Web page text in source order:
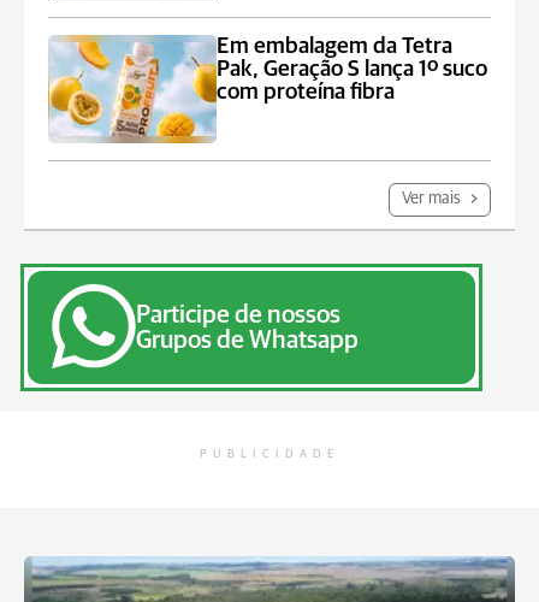
Em embalagem da Tetra
Pak, Geração S lança 1º suco
com proteína fibra
Ver mais
Participe de nossos
Grupos de Whatsapp
PUBLICIDADE